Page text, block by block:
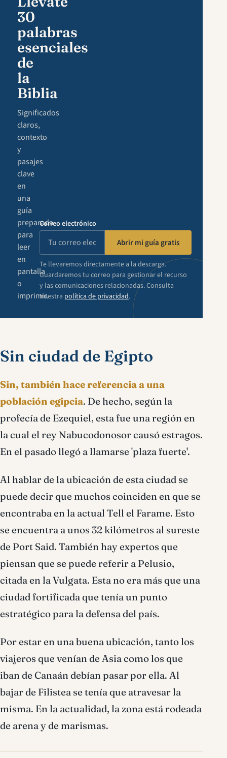
30
palabras
esenciales
de
la
Biblia
Significados
claros,
contexto
y
pasajes
clave
en
una
guía
preparada
para
leer
en
pantalla
o
imprimir.
Correo electrónico
Abrir mi guía gratis
Te llevaremos directamente a la descarga.
Guardaremos tu correo para gestionar el recurso
y las comunicaciones relacionadas. Consulta
nuestra política de privacidad.
Sin ciudad de Egipto
Sin, también hace referencia a una
población egipcia. De hecho, según la
profecía de Ezequiel, esta fue una región en
la cual el rey Nabucodonosor causó estragos.
En el pasado llegó a llamarse 'plaza fuerte'.
Al hablar de la ubicación de esta ciudad se
puede decir que muchos coinciden en que se
encontraba en la actual Tell el Farame. Esto
se encuentra a unos 32 kilómetros al sureste
de Port Said. También hay expertos que
piensan que se puede referir a Pelusio,
citada en la Vulgata. Esta no era más que una
ciudad fortificada que tenía un punto
estratégico para la defensa del país.
Por estar en una buena ubicación, tanto los
viajeros que venían de Asia como los que
iban de Canaán debían pasar por ella. Al
bajar de Filistea se tenía que atravesar la
misma. En la actualidad, la zona está rodeada
de arena y de marismas.